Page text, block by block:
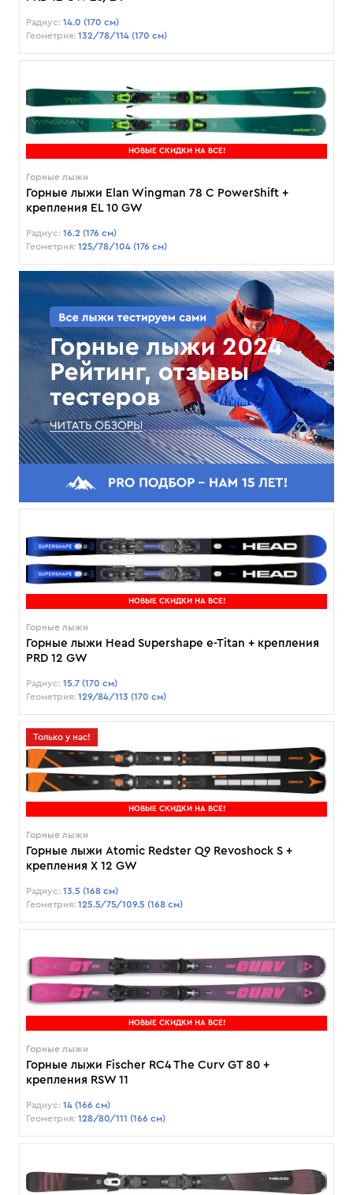
Радиус: 14.0 (170 см)
Геометрия: 132/78/114 (170 см)
НОВЫЕ СКИДКИ НА ВСЕ!
Горные лыжи
Горные лыжи Elan Wingman 78 C PowerShift +
крепления EL 10 GW
Радиус: 16.2 (176 см)
Геометрия: 125/78/104 (176 см)
НОВЫЕ СКИДКИ НА ВСЕ!
Горные лыжи
Горные лыжи Head Supershape e-Titan + крепления
PRD 12 GW
Радиус: 15.7 (170 см)
Геометрия: 129/84/113 (170 см)
Только у нас!
НОВЫЕ СКИДКИ НА ВСЕ!
Горные лыжи
Горные лыжи Atomic Redster Q9 Revoshock S +
крепления X 12 GW
Радиус: 13.5 (168 см)
Геометрия: 125.5/75/109.5 (168 см)
НОВЫЕ СКИДКИ НА ВСЕ!
Горные лыжи
Горные лыжи Fischer RC4 The Curv GT 80 +
крепления RSW 11
Радиус: 14 (166 см)
Геометрия: 128/80/111 (166 см)